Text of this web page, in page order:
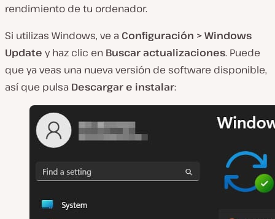
rendimiento de tu ordenador.
Si utilizas Windows, ve a Configuración > Windows
Update y haz clic en Buscar actualizaciones. Puede
que ya veas una nueva versión de software disponible,
así que pulsa Descargar e instalar: